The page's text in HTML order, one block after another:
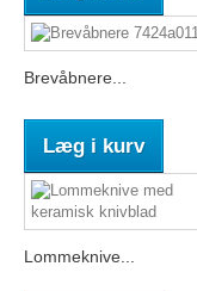
Brevåbnere...
Læg i kurv
Lommeknive...